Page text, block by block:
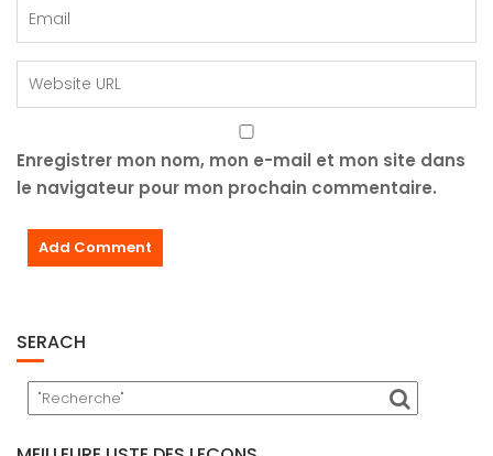
Enregistrer mon nom, mon e-mail et mon site dans
le navigateur pour mon prochain commentaire.
SERACH